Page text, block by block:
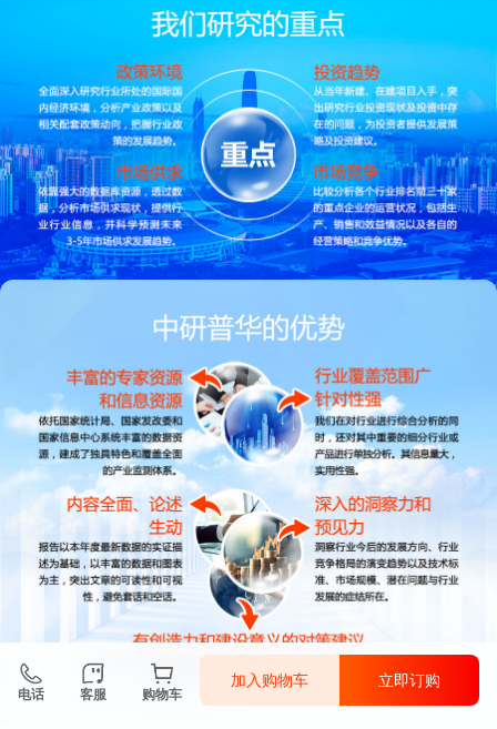
电话 客服 购物车
加入购物车 立即订购